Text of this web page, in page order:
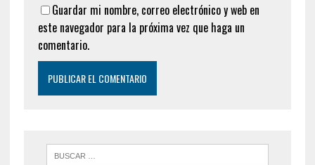
Guardar mi nombre, correo electrónico y web en
este navegador para la próxima vez que haga un
comentario.